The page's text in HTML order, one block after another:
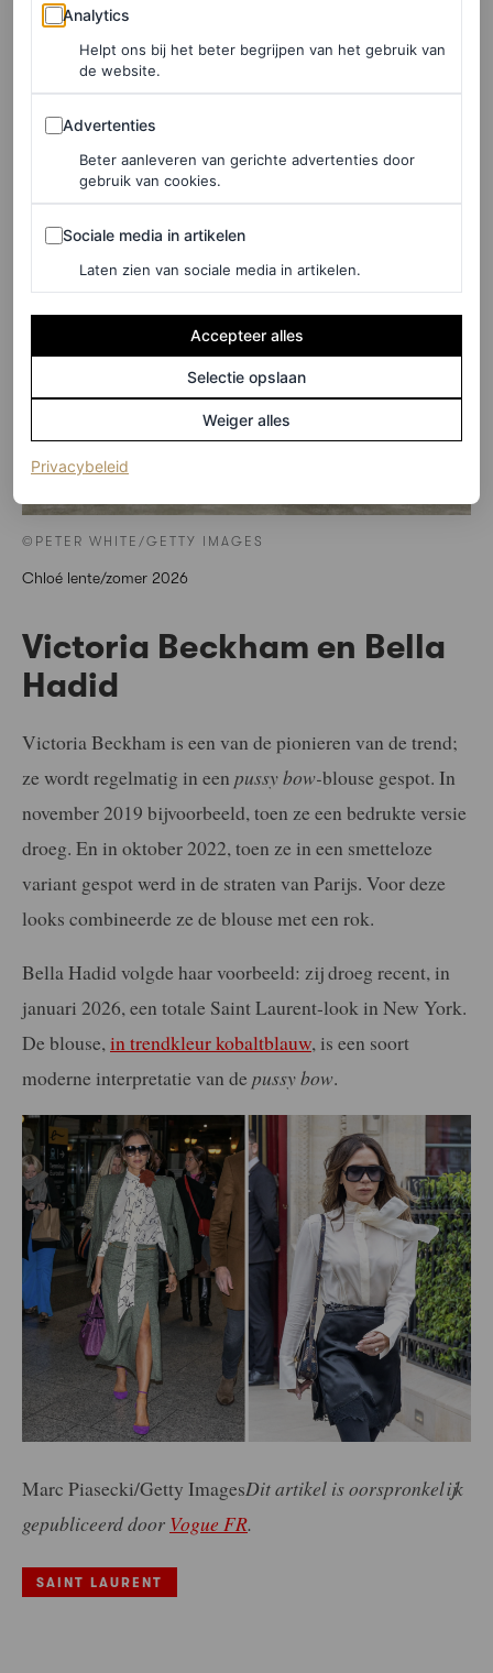
©PETER WHITE/GETTY IMAGES
Chloé lente/zomer 2026
Victoria Beckham en Bella
Hadid
Victoria Beckham is een van de pionieren van de trend;
ze wordt regelmatig in een pussy bow-blouse gespot. In
november 2019 bijvoorbeeld, toen ze een bedrukte versie
droeg. En in oktober 2022, toen ze in een smetteloze
variant gespot werd in de straten van Parijs. Voor deze
looks combineerde ze de blouse met een rok.
Bella Hadid volgde haar voorbeeld: zij droeg recent, in
januari 2026, een totale Saint Laurent-look in New York.
De blouse,in trendkleur kobaltblauw, is een soort
moderne interpretatie van de pussy bow.
Marc Piasecki/Getty ImagesDit artikel is oorspronkelijk
gepubliceerd door Vogue FR.
SAINT LAURENT
Analytics
Analytics
Helpt ons bij het beter begrijpen van het gebruik van
de website.
Advertenties
Advertenties
Beter aanleveren van gerichte advertenties door
gebruik van cookies.
Sociale media in artikelen
Sociale media in artikelen
Laten zien van sociale media in artikelen.
Accepteer alles
Selectie opslaan
Weiger alles
Privacybeleid